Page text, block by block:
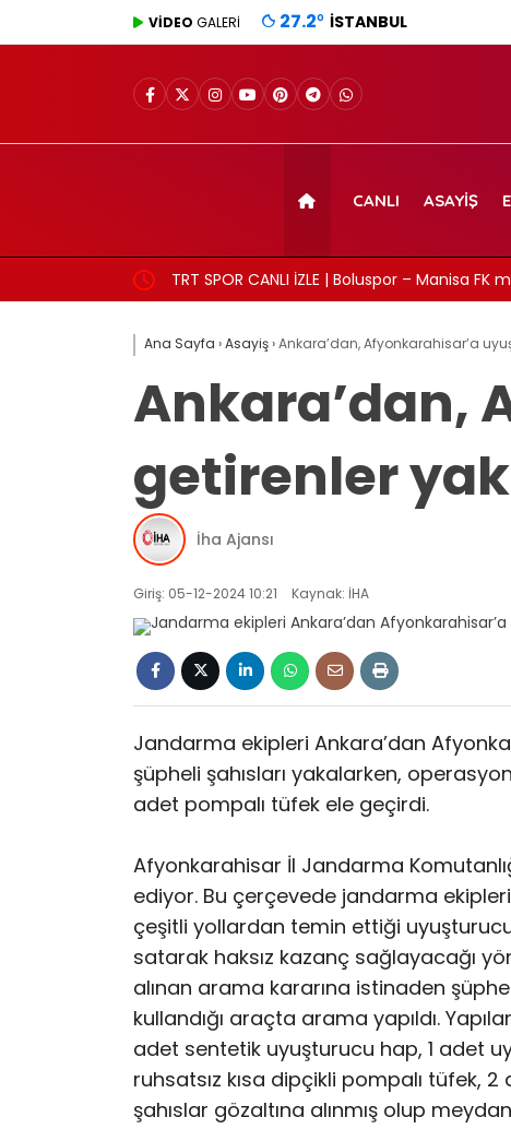
VİDEO GALERİ 27.2° İSTANBUL
CANLI ASAYIŞ
TRT SPOR CANLI İZLE | Boluspor – Manisa FK
Ana Sayfa ›Asayiş›Ankara’dan, Afyonkarahisar’a
Ankara’dan,
getirenler
İha Ajansı
Giriş: 05-12-2024 10:21 Kaynak: İHA
Jandarma ekipleri Ankara’dan
şüpheli şahısları yakalarken,
adet pompalı tüfek ele geçirdi.
Afyonkarahisar İl Jandarma
ediyor. Bu çerçevede jandarma
çeşitli yollardan temin ettiği
satarak haksız kazanç sağlayacağı
alınan arama kararına istinaden
kullandığı araçta arama yapıldı.
adet sentetik uyuşturucu hap, 1 adet
ruhsatsız kısa dipçikli pompalı tüfek,
şahıslar gözaltına alınmış olup